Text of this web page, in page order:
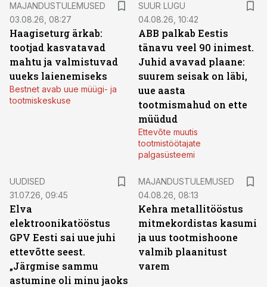
MAJANDUSTULEMUSED
03.08.26, 08:27
Haagiseturg ärkab:
tootjad kasvatavad
mahtu ja valmistuvad
uueks laienemiseks
Bestnet avab uue müügi- ja
tootmiskeskuse
SUUR LUGU
04.08.26, 10:42
ABB palkab Eestis
tänavu veel 90 inimest.
Juhid avavad plaane:
suurem seisak on läbi,
uue aasta
tootmismahud on ette
müüdud
Ettevõte muutis
tootmistöötajate
palgasüsteemi
UUDISED
31.07.26, 09:45
Elva
elektroonikatööstus
GPV Eesti sai uue juhi
ettevõtte seest.
„Järgmise sammu
astumine oli minu jaoks
MAJANDUSTULEMUSED
04.08.26, 08:13
Kehra metallitööstus
mitmekordistas kasumi
ja uus tootmishoone
valmib plaanitust
varem